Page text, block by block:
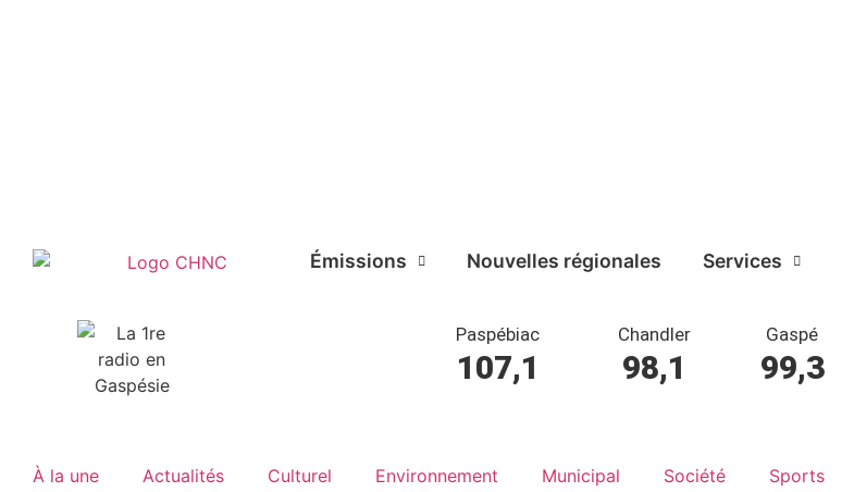
Émissions Nouvelles régionales Services
Paspébiac
107,1
Chandler
98,1
Gaspé
99,3
À la une Actualités Culturel Environnement Municipal Société Sports